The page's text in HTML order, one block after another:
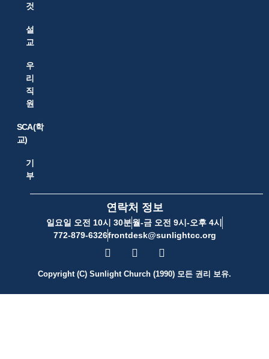
것
설
교
우
리
직
원
SCA(학
교)
기
부
연락처 정보
일요일 오전 10시 30분월-금 오전 9시-오후 4시
772-879-6326frontdesk@sunlightcc.org
Copyright (C) Sunlight Church (1990) 모든 권리 보유.